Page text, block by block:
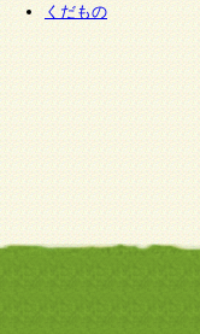
くだもの